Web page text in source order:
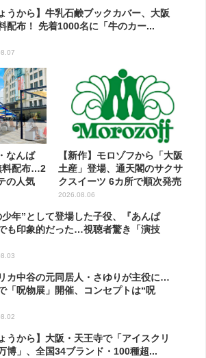
ょうから】牛乳石鹸ブックカバー、大阪
配布！ 先着1000名に「牛のカー...
なんば
料配布…2
の人気
【新作】モロゾフから「大阪
土産」登場、通天閣のサクサ
クスイーツ 6カ所で順次発売
2026.08.06
少年”として登場した子役、『あんぱ
も印象的だった…視聴者驚き「演技
カ中谷の元同居人・さゆりが主役に…
「呪物展」開催、コンセプトは“呪
ょうから】大阪・天王寺で「アイスクリ
博」、全国34ブランド・100種超...